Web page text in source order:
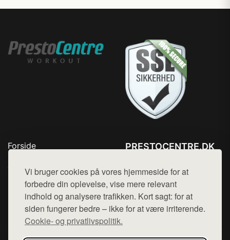
Vi bruger cookies på vores hjemmeside for at
forbedre din oplevelse, vise mere relevant
indhold og analysere trafikken. Kort sagt: for at
siden fungerer bedre – ikke for at være irriterende.
Cookie- og privatlivspolitik.
Forside
Top Rabatter
Kontakt
PRESTOCENTRE.DK
Mail: hej@want.dk
Cookie- og privatlivspolitik